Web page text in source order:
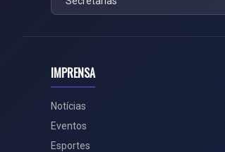
IMPRENSA
Notícias
Eventos
Esportes